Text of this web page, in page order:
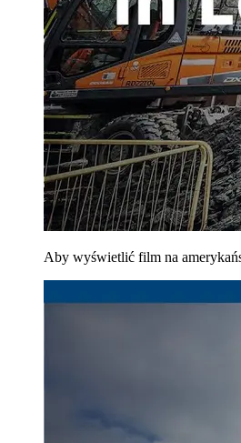
Aby wyświetlić film na